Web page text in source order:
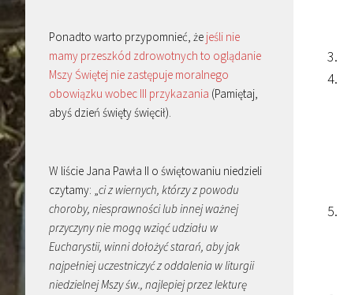
Ponadto warto przypomnieć, że jeśli nie
mamy przeszkód zdrowotnych to oglądanie
Mszy Świętej nie zastępuje moralnego
obowiązku wobec III przykazania (Pamiętaj,
abyś dzień święty święcił).
W liście Jana Pawła II o świętowaniu niedzieli
czytamy: „ci z wiernych, którzy z powodu
choroby, niesprawności lub innej ważnej
przyczyny nie mogą wziąć udziału w
Eucharystii, winni dołożyć starań, aby jak
najpełniej uczestniczyć z oddalenia w liturgii
niedzielnej Mszy św., najlepiej przez lekturę